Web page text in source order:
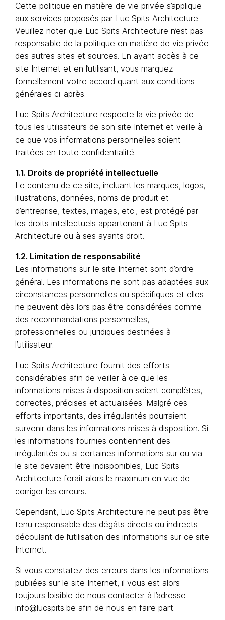
Cette politique en matière de vie privée s’applique
aux services proposés par Luc Spits Architecture.
Veuillez noter que Luc Spits Architecture n’est pas
responsable de la politique en matière de vie privée
des autres sites et sources. En ayant accès à ce
site Internet et en l’utilisant, vous marquez
formellement votre accord quant aux conditions
générales ci-après.
Luc Spits Architecture respecte la vie privée de
tous les utilisateurs de son site Internet et veille à
ce que vos informations personnelles soient
traitées en toute confidentialité.
1.1. Droits de propriété intellectuelle
Le contenu de ce site, incluant les marques, logos,
illustrations, données, noms de produit et
d’entreprise, textes, images, etc., est protégé par
les droits intellectuels appartenant à Luc Spits
Architecture ou à ses ayants droit.
1.2. Limitation de responsabilité
Les informations sur le site Internet sont d’ordre
général. Les informations ne sont pas adaptées aux
circonstances personnelles ou spécifiques et elles
ne peuvent dès lors pas être considérées comme
des recommandations personnelles,
professionnelles ou juridiques destinées à
l’utilisateur.
Luc Spits Architecture fournit des efforts
considérables afin de veiller à ce que les
informations mises à disposition soient complètes,
correctes, précises et actualisées. Malgré ces
efforts importants, des irrégularités pourraient
survenir dans les informations mises à disposition. Si
les informations fournies contiennent des
irrégularités ou si certaines informations sur ou via
le site devaient être indisponibles, Luc Spits
Architecture ferait alors le maximum en vue de
corriger les erreurs.
Cependant, Luc Spits Architecture ne peut pas être
tenu responsable des dégâts directs ou indirects
découlant de l’utilisation des informations sur ce site
Internet.
Si vous constatez des erreurs dans les informations
publiées sur le site Internet, il vous est alors
toujours loisible de nous contacter à l’adresse
info@lucspits.be afin de nous en faire part.